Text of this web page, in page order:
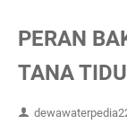
PERAN
TANA